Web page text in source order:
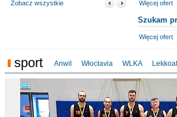
Zobacz wszystkie Więcej ofert
Szukam
Więcej ofert
sport Anwil Włocłavia WLKA